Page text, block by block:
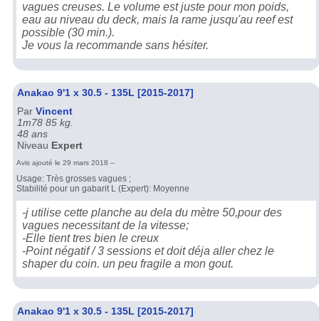
vagues creuses. Le volume est juste pour mon poids,
eau au niveau du deck, mais la rame jusqu'au reef est
possible (30 min.).
Je vous la recommande sans hésiter.
Anakao 9'1 x 30.5 - 135L [2015-2017]
Par Vincent
1m78 85 kg.
48 ans
Niveau Expert
Avis ajouté le 29 mars 2018 --
Usage: Très grosses vagues ;
Stabilité pour un gabarit L (Expert): Moyenne
-j utilise cette planche au dela du mètre 50,pour des
vagues necessitant de la vitesse;
-Elle tient tres bien le creux
-Point négatif / 3 sessions et doit déja aller chez le
shaper du coin. un peu fragile a mon gout.
Anakao 9'1 x 30.5 - 135L [2015-2017]